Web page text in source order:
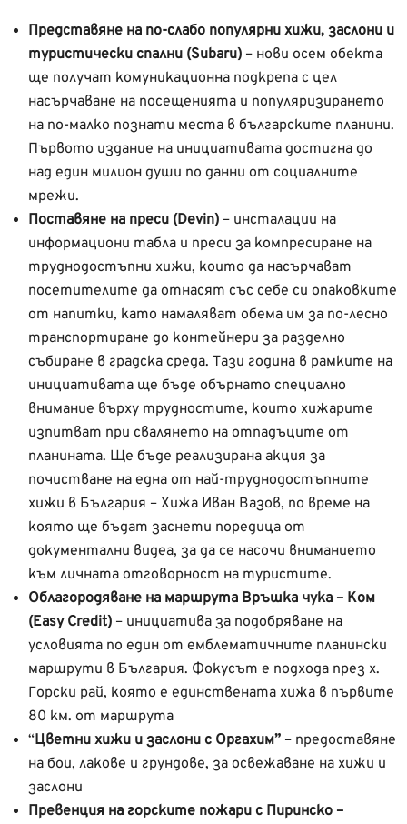
Представяне на по-слабо популярни хижи, заслони и
туристически спални (Subaru) – нови осем обекта
ще получат комуникационна подкрепа с цел
насърчаване на посещенията и популяризирането
на по-малко познати места в българските планини.
Първото издание на инициативата достигна до
над един милион души по данни от социалните
мрежи.
Поставяне на преси (Devin) – инсталации на
информациони табла и преси за компресиране на
труднодостъпни хижи, които да насърчават
посетителите да отнасят със себе си опаковките
от напитки, като намаляват обема им за по-лесно
транспортиране до контейнери за разделно
събиране в градска среда. Тази година в рамките на
инициативата ще бъдe обърнато специално
внимание върху трудностите, които хижарите
изпитват при свалянето на отпадъците от
планината. Ще бъде реализирана акция за
почистване на една от най-труднодостъпните
хижи в България – Хижа Иван Вазов, по време на
която ще бъдат заснети поредица от
документални видеа, за да се насочи вниманието
към личната отговорност на туристите.
Облагородяване на маршрута Връшка чука – Ком
(Easy Credit) – инициатива за подобряване на
условията по един от емблематичните планински
маршрути в България. Фокусът е подхода през х.
Горски рай, която е единствената хижа в първите
80 км. от маршрута
“Цветни хижи и заслони с Оргахим” – предоставяне
на бои, лакове и грундове, за освежаване на хижи и
заслони
Превенция на горските пожари с Пиринско –